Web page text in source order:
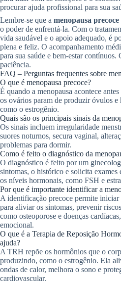
procurar ajuda profissional para sua
Lembre-se que a menopausa precoce
o poder de enfrentá-la. Com o
vida saudável e o apoio adequado, é
plena e feliz. O acompanhamento
para sua saúde e bem-estar
paciência.
FAQ – Perguntas frequentes sobre
O que é menopausa precoce?
É quando a menopausa acontece
os ovários param de produzir óvulos e
como o estrogênio.
Quais são os principais sinais da
Os sinais incluem irregularidade
suores noturnos, secura vaginal,
problemas para dormir.
Como é feito o diagnóstico da
O diagnóstico é feito por um
sintomas, o histórico e solicita exames
os níveis hormonais, como FSH e
Por que é importante identificar a
A identificação precoce permite iniciar
para aliviar os sintomas, prevenir
como osteoporose e doenças
emocional.
O que é a Terapia de Reposição
ajuda?
A TRH repõe os hormônios que o
produzindo, como o estrogênio. Ela
ondas de calor, melhora o sono e
cardiovascular.